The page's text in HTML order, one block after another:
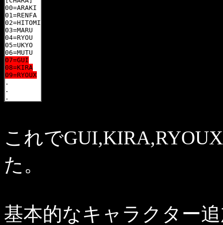
00=ARAKI
01=RENFA
02=HITOMI
03=MARU
04=RYOU
05=UKYO
06=MUTU
07=GUI
08=KIRA
09=RYOUX
.
.
.
これで
た。
基本的なキャラクター